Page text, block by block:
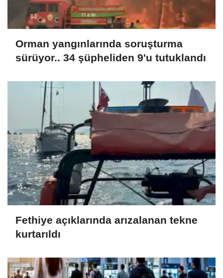
Orman yangınlarında soruşturma
sürüyor.. 34 şüpheliden 9'u tutuklandı
Fethiye açıklarında arızalanan tekne
kurtarıldı